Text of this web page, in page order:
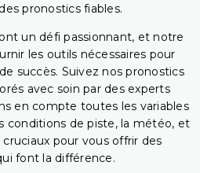
pronostics fiables.
un défi passionnant, et notre
les outils nécessaires pour
succès. Suivez nos pronostics
avec soin par des experts
en compte toutes les variables
conditions de piste, la météo, et
pour vous offrir des
font la différence.